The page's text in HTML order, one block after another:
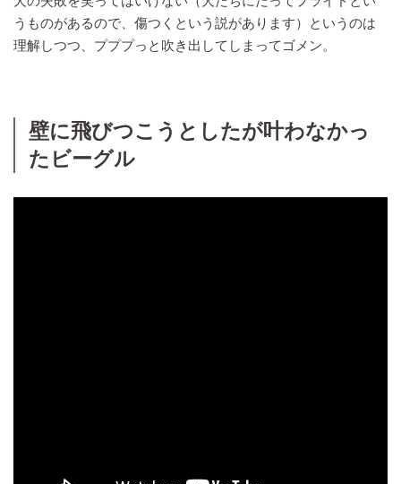
うものがあるので、傷つくという説があります）というのは
理解しつつ、プププっと吹き出してしまってゴメン。
壁に飛びつこうとしたが叶わなかっ
たビーグル